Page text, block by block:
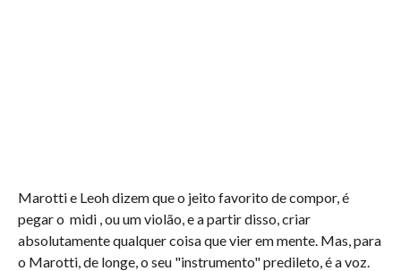
Marotti e Leoh dizem que o jeito favorito de compor, é
pegar o midi , ou um violão, e a partir disso, criar
absolutamente qualquer coisa que vier em mente. Mas, para
o Marotti, de longe, o seu "instrumento" predileto, é a voz.